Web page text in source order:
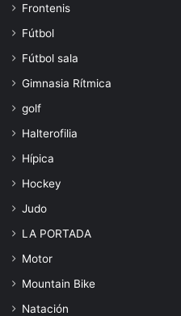
Frontenis
Fútbol
Fútbol sala
Gimnasia Rítmica
golf
Halterofilia
Hípica
Hockey
Judo
LA PORTADA
Motor
Mountain Bike
Natación